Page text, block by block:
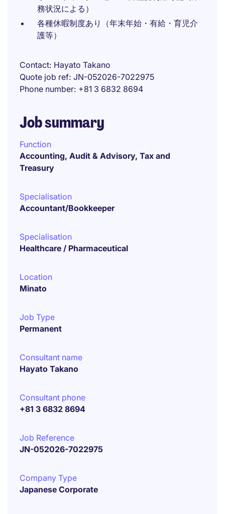
務状況による）
各種休暇制度あり（年末年始・有給・育児介
護等）
Contact Hayato Takano
Quote job ref JN-052026-7022975
Phone number +81 3 6832 8694
Job summary
Function
Accounting, Audit & Advisory, Tax and
Treasury
Specialisation
Accountant/Bookkeeper
Specialisation
Healthcare / Pharmaceutical
Location
Minato
Job Type
Permanent
Consultant name
Hayato Takano
Consultant phone
+81 3 6832 8694
Job Reference
JN-052026-7022975
Company Type
Japanese Corporate